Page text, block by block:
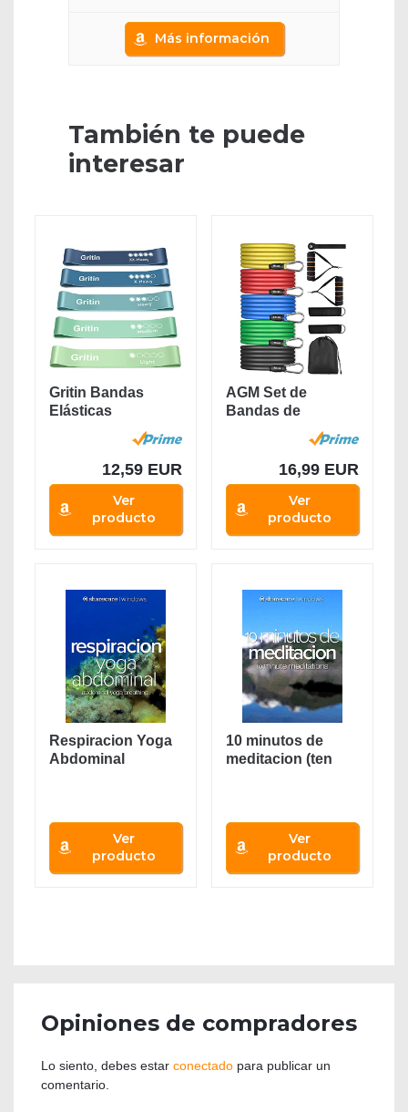
Más información
También te puede
interesar
Gritin Bandas
Elásticas
Fitness/Bandas
12,59 EUR
Ver
producto
AGM Set de
Bandas de
Bandas...16,99 EUR
Ver
producto
Respiracion Yoga
Abdominal
Ver
producto
10 minutos de
meditacion (ten
Ver
producto
Opiniones de compradores
Lo siento, debes estar conectado para publicar un
comentario.